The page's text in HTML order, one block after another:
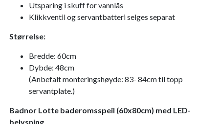
Utsparing i skuff for vannlås
Klikkventil og servantbatteri selges separat
Størrelse:
Bredde: 60cm
Dybde: 48cm
(Anbefalt monteringshøyde: 83- 84cm til topp
servantplate.)
Badnor Lotte baderomsspeil (60x80cm) med LED-
belysning